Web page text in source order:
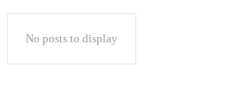
No posts to display